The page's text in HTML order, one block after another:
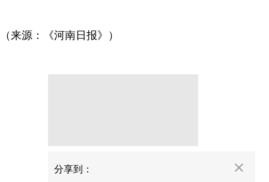
（来源：《河南日报》）
分享到：